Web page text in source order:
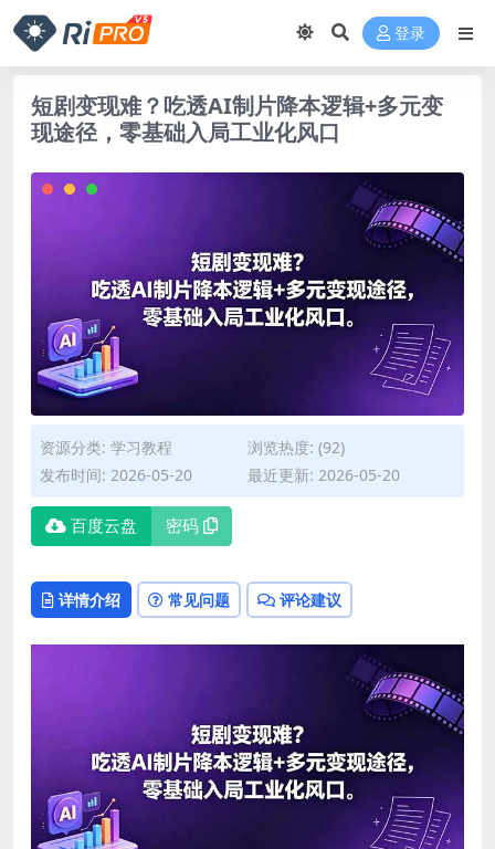
登录
短剧变现难？吃透AI制片降本逻辑+多元变
现途径，零基础入局工业化风口
资源分类: 学习教程
浏览热度: (92)
发布时间: 2026-05-20
最近更新: 2026-05-20
百度云盘 密码
详情介绍 常见问题 评论建议